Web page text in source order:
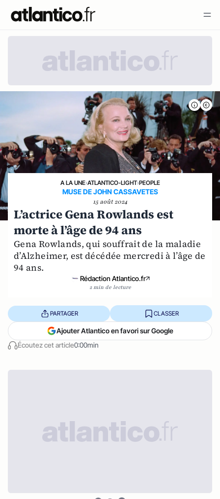
A LA UNE›ATLANTICO-LIGHT›PEOPLE
MUSE DE JOHN CASSAVETES
15 août 2024
L’actrice Gena Rowlands est
morte à l’âge de 94 ans
Gena Rowlands, qui souffrait de la maladie
d’Alzheimer, est décédée mercredi à l’âge de
94 ans.
Rédaction Atlantico.fr
2 min de lecture
Écoutez cet article0:00min
PARTAGER CLASSER
Ajouter Atlantico en favori sur Google